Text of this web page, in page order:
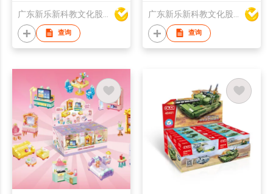
查询 查询